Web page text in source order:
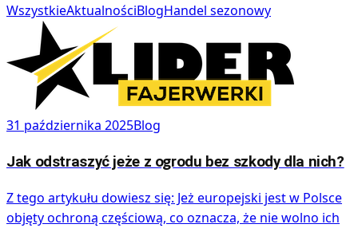
WszystkieAktualnościBlogHandel sezonowy
31 października 2025Blog
Jak odstraszyć jeże z ogrodu bez szkody dla nich?
Z tego artykułu dowiesz się: Jeż europejski jest w Polsce
objęty ochroną częściową, co oznacza, że nie wolno ich